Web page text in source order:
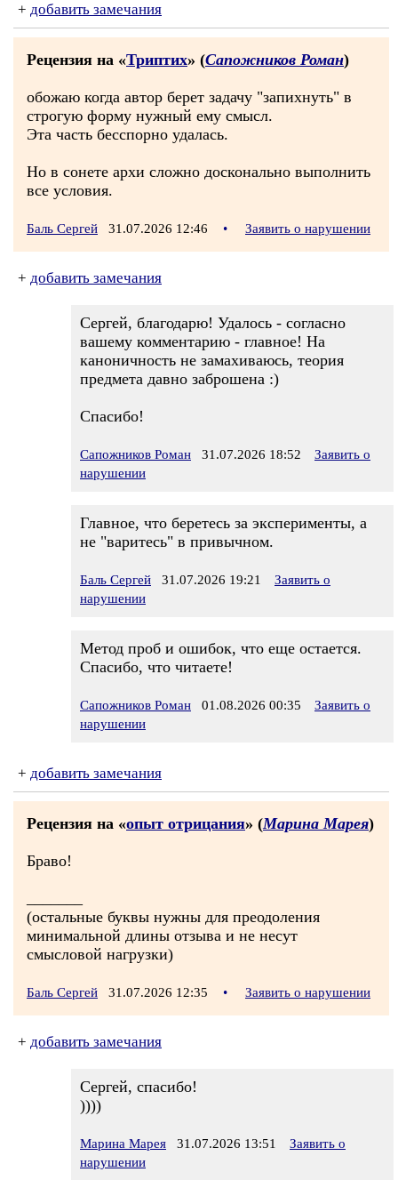
+ добавить замечания
Рецензия на «Триптих» (Сапожников Роман)
обожаю когда автор берет задачу "запихнуть" в
строгую форму нужный ему смысл.
Эта часть бесспорно удалась.
Но в сонете архи сложно досконально выполнить
все условия.
Баль Сергей 31.07.2026 12:46 • Заявить о нарушении
+ добавить замечания
Сергей, благодарю! Удалось - согласно
вашему комментарию - главное! На
каноничность не замахиваюсь, теория
предмета давно заброшена :)
Спасибо!
Сапожников Роман 31.07.2026 18:52
Заявить о
нарушении
Главное, что беретесь за эксперименты, а
не "варитесь" в привычном.
Баль Сергей 31.07.2026 19:21
Заявить о
нарушении
Метод проб и ошибок, что еще остается.
Спасибо, что читаете!
Сапожников Роман 01.08.2026 00:35
Заявить о
нарушении
+ добавить замечания
Рецензия на «опыт отрицания» (Марина Марея)
Браво!
(остальные буквы нужны для преодоления
минимальной длины отзыва и не несут
смысловой нагрузки)
Баль Сергей 31.07.2026 12:35 • Заявить о нарушении
+ добавить замечания
Сергей, спасибо!
))))
Марина Марея 31.07.2026 13:51
Заявить о
нарушении